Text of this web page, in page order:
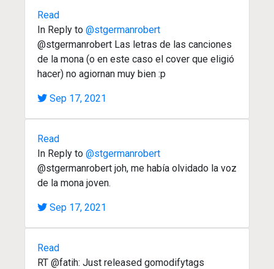
Read
In Reply to @stgermanrobert
@stgermanrobert Las letras de las canciones
de la mona (o en este caso el cover que eligió
hacer) no agiornan muy bien :p
Sep 17, 2021
Read
In Reply to @stgermanrobert
@stgermanrobert joh, me había olvidado la voz
de la mona joven.
Sep 17, 2021
Read
RT @fatih: Just released gomodifytags